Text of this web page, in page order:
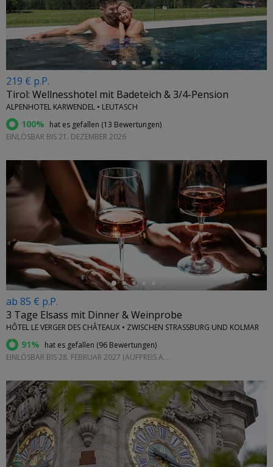
←
219 € p.P.
Tirol: Wellnesshotel mit Badeteich & 3/4-Pension
ALPENHOTEL KARWENDEL • LEUTASCH
100% hat es gefallen (13 Bewertungen)
EINLÖSBAR BIS 21. DEZEMBER 2026
←
ab 85 € p.P.
3 Tage Elsass mit Dinner & Weinprobe
HÔTEL LE VERGER DES CHÂTEAUX • ZWISCHEN STRASSBURG UND KOLMAR
91% hat es gefallen (96 Bewertungen)
EINLÖSBAR BIS 28. FEBRUAR 2027 (AUFPREIS AM SAMSTAG)
←